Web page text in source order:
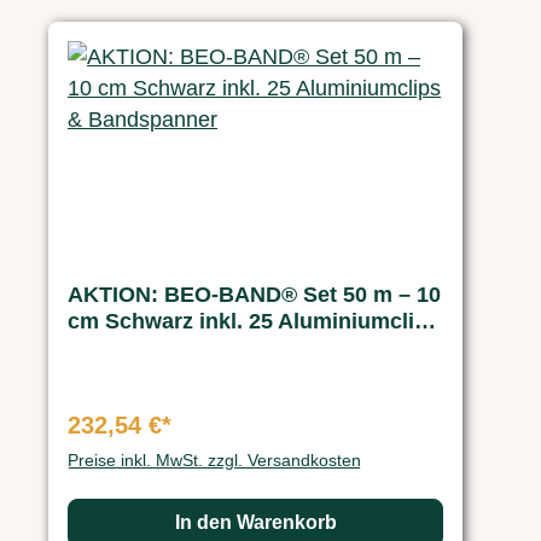
AKTION: BEO-BAND® Set 50 m – 10
cm Schwarz inkl. 25 Aluminiumclips
232,54 €*
Preise inkl. MwSt. zzgl. Versandkosten
In den Warenkorb